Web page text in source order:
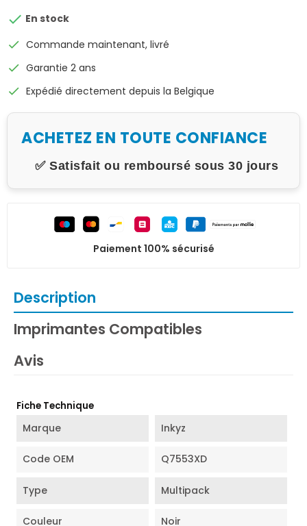
 En stock
check Commande maintenant, livré
check Garantie 2 ans
check Expédié directement depuis la Belgique
ACHETEZ EN TOUTE CONFIANCE
✅ Satisfait ou remboursé sous 30 jours
Paiement 100% sécurisé
Description
Imprimantes Compatibles
Avis
Fiche Technique
Marque Inkyz
Code OEM Q7553XD
Type Multipack
Couleur Noir